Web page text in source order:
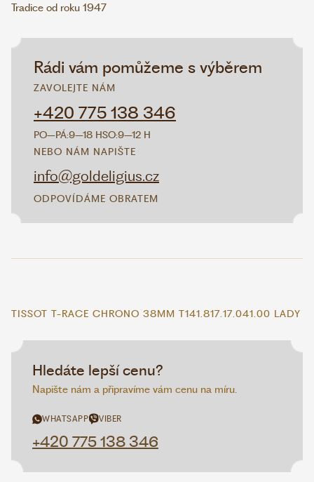
Rádi vám pomůžeme s výběrem
ZAVOLEJTE NÁM
+420 775 138 346
PO–PÁ:9–18 HSO:9–12 H
NEBO NÁM NAPIŠTE
info@goldeligius.cz
ODPOVÍDÁME OBRATEM
Tradice od roku 1947
TISSOT T-RACE CHRONO 38MM T141.817.17.041.00 LADY
Hledáte lepší cenu?
Napište nám a připravíme vám cenu na míru.
WHATSAPP VIBER
+420 775 138 346